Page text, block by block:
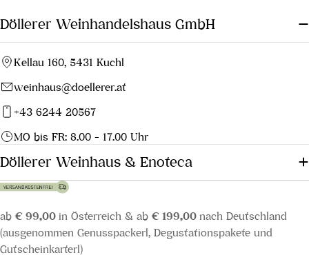
Döllerer Weinhandelshaus GmbH
Kellau 160, 5431 Kuchl
weinhaus@doellerer.at
+43 6244 20567
MO bis FR: 8.00 - 17.00 Uhr
Döllerer Weinhaus & Enoteca
ab € 99,00 in Österreich & ab € 199,00 nach Deutschland
(ausgenommen Genusspackerl, Degustationspakete und
Gutscheinkarterl)